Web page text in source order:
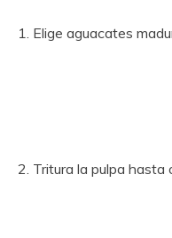
1. Elige aguacates
2. Tritura la pulpa hasta